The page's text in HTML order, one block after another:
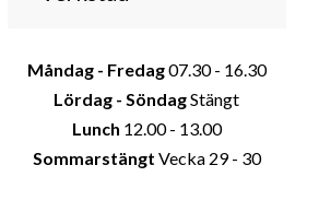
Måndag - Fredag07.30 - 16.30
Lördag - SöndagStängt
Lunch 12.00 - 13.00
Sommarstängt Vecka 29 - 30